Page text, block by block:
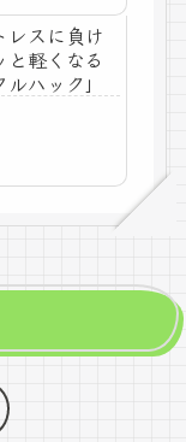
レスに負け
軽くなる
ハック」